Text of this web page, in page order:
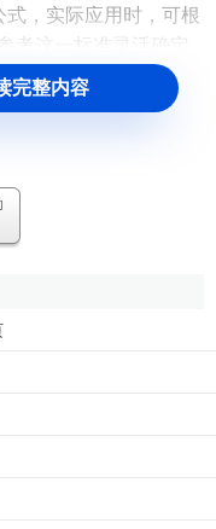
，实际应用时，可根
考这一标准灵活确定
。例如，对于前例的
组距＝（139－107）
的倍数，而且第一组
，见表:
完整内容